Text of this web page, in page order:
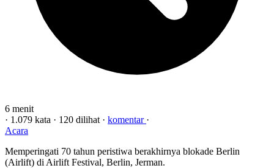
6 menit
· 1.079 kata · 120 dilihat · komentar ·
Acara
Memperingati 70 tahun peristiwa berakhirnya blokade Berlin
(Airlift) di Airlift Festival, Berlin, Jerman.